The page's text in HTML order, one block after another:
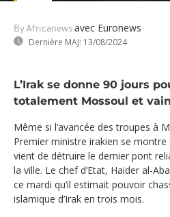
By Africanews avec Euronews
Dernière MAJ: 13/08/2024
L’Irak se donne 90 jours
totalement Mossoul et
Même si l’avancée des troupes à
Premier ministre irakien se
vient de détruire le dernier pont
la ville. Le chef d’Etat, Haider al-
ce mardi qu’il estimait pouvoir
islamique d’Irak en trois mois.